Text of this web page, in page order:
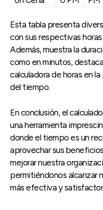
Esta tabla presenta
con sus respectivas
Además, muestra la
como en minutos,
calculadora de horas en
del tiempo.
En conclusión, el
una herramienta
donde el tiempo es un
aprovechar sus
mejorar nuestra
permitiéndonos alcanzar
más efectiva y